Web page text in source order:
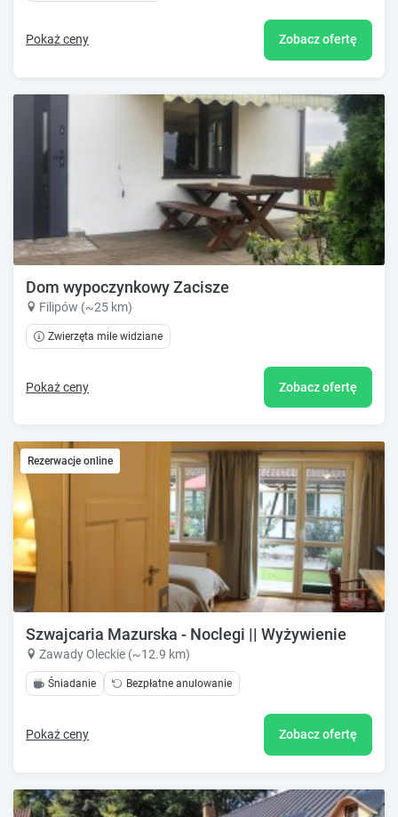
Pokaż ceny Zobacz ofertę
Dom wypoczynkowy Zacisze
Filipów (~25 km)
Zwierzęta mile widziane
Pokaż ceny Zobacz ofertę
Rezerwacje online
Szwajcaria Mazurska - Noclegi || Wyżywienie
Zawady Oleckie (~12.9 km)
Śniadanie Bezpłatne anulowanie
Pokaż ceny Zobacz ofertę